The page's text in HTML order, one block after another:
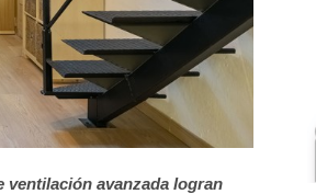
ventilación avanzada logran